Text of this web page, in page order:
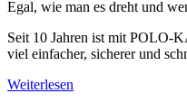
Egal, wie man es dreht und
Seit 10 Jahren ist mit POLO-
viel einfacher, sicherer und
Weiterlesen